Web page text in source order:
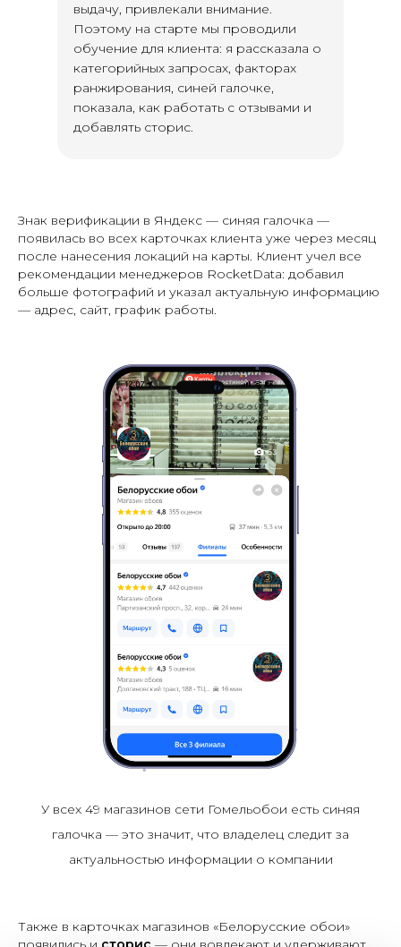
выдачу, привлекали внимание.
Поэтому на старте мы проводили
обучение для клиента: я рассказала о
категорийных запросах, факторах
ранжирования, синей галочке,
показала, как работать с отзывами и
добавлять сторис.
Знак верификации в Яндекс — синяя галочка —
появилась во всех карточках клиента уже через месяц
после нанесения локаций на карты. Клиент учел все
рекомендации менеджеров RocketData: добавил
больше фотографий и указал актуальную информацию
— адрес, сайт, график работы.
У всех 49 магазинов сети Гомельобои есть синяя
галочка — это значит, что владелец следит за
актуальностью информации о компании
Также в карточках магазинов «Белорусские обои»